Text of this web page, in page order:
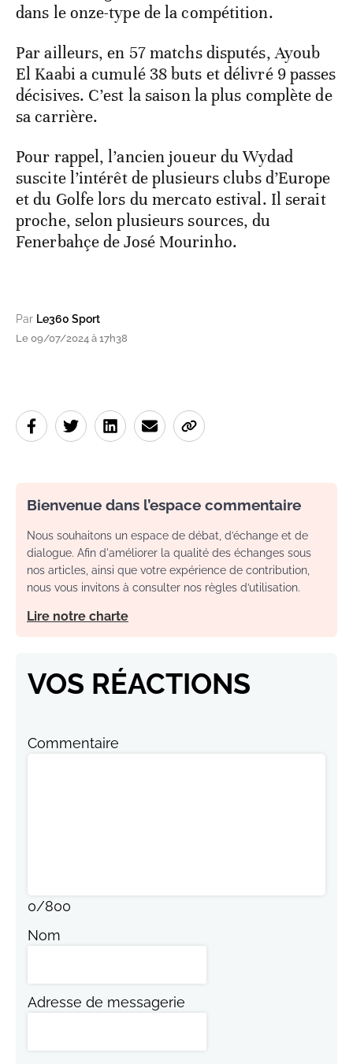
dans le onze-type de la compétition.
Par ailleurs, en 57 matchs disputés, Ayoub
El Kaabi a cumulé 38 buts et délivré 9 passes
décisives. C’est la saison la plus complète de
sa carrière.
Pour rappel, l’ancien joueur du Wydad
suscite l’intérêt de plusieurs clubs d’Europe
et du Golfe lors du mercato estival. Il serait
proche, selon plusieurs sources, du
Fenerbahçe de José Mourinho.
Par Le360 Sport
Le 09/07/2024 à 17h38
Bienvenue dans l’espace commentaire
Nous souhaitons un espace de débat, d’échange et de
dialogue. Afin d'améliorer la qualité des échanges sous
nos articles, ainsi que votre expérience de contribution,
nous vous invitons à consulter nos règles d’utilisation.
Lire notre charte
VOS RÉACTIONS
Commentaire
0/800
Nom
Adresse de messagerie